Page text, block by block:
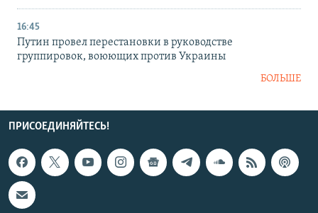
16:45
Путин провел перестановки в руководстве
группировок, воюющих против Украины
БОЛЬШЕ
ПРИСОЕДИНЯЙТЕСЬ!